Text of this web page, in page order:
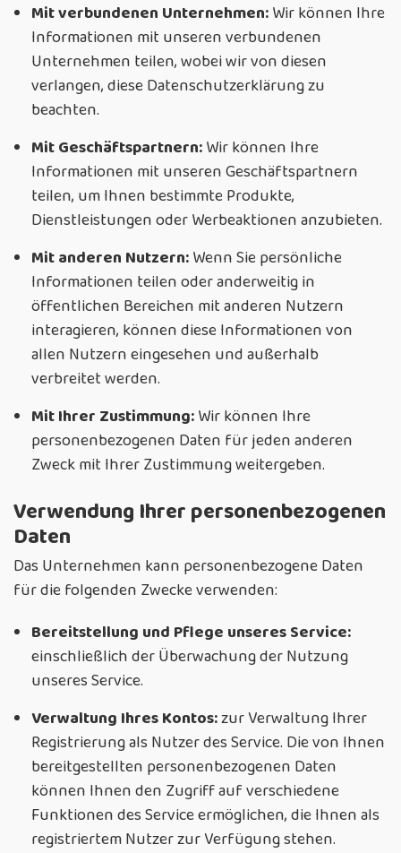
Mit verbundenen Unternehmen:Wir können Ihre
Informationen mit unseren verbundenen
Unternehmen teilen, wobei wir von diesen
verlangen, diese Datenschutzerklärung zu
beachten.
Mit Geschäftspartnern:Wir können Ihre
Informationen mit unseren Geschäftspartnern
teilen, um Ihnen bestimmte Produkte,
Dienstleistungen oder Werbeaktionen anzubieten.
Mit anderen Nutzern:Wenn Sie persönliche
Informationen teilen oder anderweitig in
öffentlichen Bereichen mit anderen Nutzern
interagieren, können diese Informationen von
allen Nutzern eingesehen und außerhalb
verbreitet werden.
Mit Ihrer Zustimmung:Wir können Ihre
personenbezogenen Daten für jeden anderen
Zweck mit Ihrer Zustimmung weitergeben.
Verwendung Ihrer personenbezogenen
Daten
Das Unternehmen kann personenbezogene Daten
für die folgenden Zwecke verwenden:
Bereitstellung und Pflege unseres Service:
einschließlich der Überwachung der Nutzung
unseres Service.
Verwaltung Ihres Kontos:zur Verwaltung Ihrer
Registrierung als Nutzer des Service. Die von Ihnen
bereitgestellten personenbezogenen Daten
können Ihnen den Zugriff auf verschiedene
Funktionen des Service ermöglichen, die Ihnen als
registriertem Nutzer zur Verfügung stehen.